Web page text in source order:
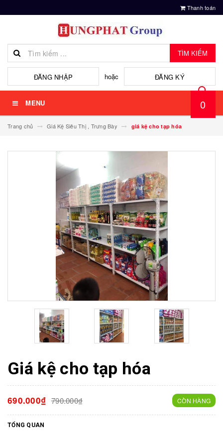
Thanh toán
TÌM KIẾM
ĐĂNG NHẬP hoặc ĐĂNG KÝ
MENU 0
Trang chủ Giá Kệ Siêu Thị , Trưng Bày giá kệ cho tạp hóa
Giá kệ cho tạp hóa
690.000₫ 790.000₫ CÒN HÀNG
TỔNG QUAN